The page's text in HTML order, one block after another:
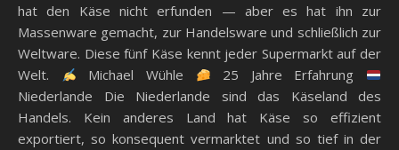
hat den Käse nicht erfunden — aber es hat ihn zur
Massenware gemacht, zur Handelsware und schließlich zur
Weltware. Diese fünf Käse kennt jeder Supermarkt auf der
Welt.
Michael Wühle
25 Jahre Erfahrung
Niederlande Die Niederlande sind das Käseland des
Handels. Kein anderes Land hat Käse so effizient
exportiert, so konsequent vermarktet und so tief in der